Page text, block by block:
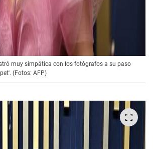
muy simpática con los fotógrafos a su paso
(Fotos: AFP)